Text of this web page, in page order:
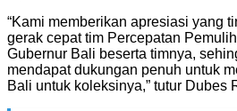
“Kami memberikan apresiasi yang
gerak cepat tim Percepatan
Gubernur Bali beserta timnya,
mendapat dukungan penuh untuk
Bali untuk koleksinya,” tutur Dubes